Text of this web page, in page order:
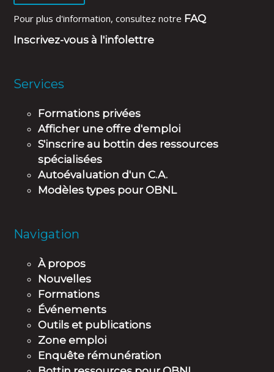
Pour plus d'information, consultez notre FAQ
Inscrivez-vous à l'infolettre
Services
Formations privées
Afficher une offre d'emploi
S'inscrire au bottin des ressources
spécialisées
Autoévaluation d'un C.A.
Modèles types pour OBNL
Navigation
À propos
Nouvelles
Formations
Événements
Outils et publications
Zone emploi
Enquête rémunération